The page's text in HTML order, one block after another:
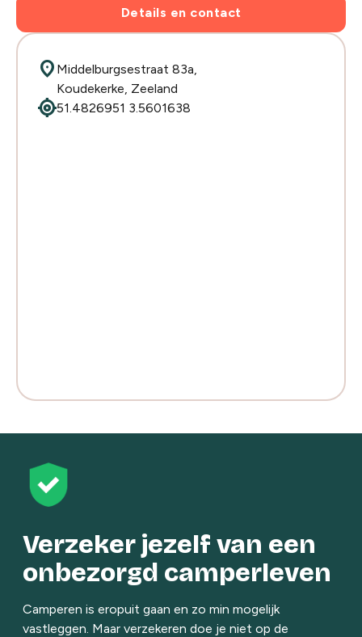
Details en contact
location_on Middelburgsestraat 83a,
Koudekerke, Zeeland
my_location51.4826951 3.5601638
Verzeker jezelf van een
onbezorgd camperleven
Camperen is eropuit gaan en zo min mogelijk
vastleggen. Maar verzekeren doe je niet op de